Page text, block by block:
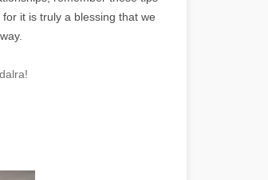
it is truly a blessing that we